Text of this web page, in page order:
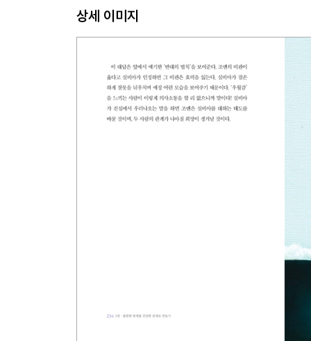
19 다섯 가지 비결 완벽히 익히기
20 실제 상황에서 통하는 친밀감 훈련
5장・자주 빠지는 관계의 함정 피하기
22 흔히 저지르는 잘못에서 벗어나라
28 초점 바꾸기: 방 안에 코끼리 한 마리가 있다
상세 이미지